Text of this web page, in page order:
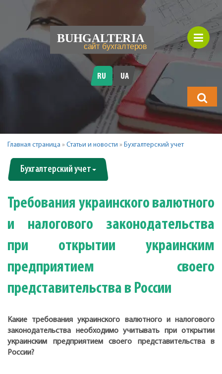
будете
искать?
RU UA
Главная страница » Статьи и новости » Бухгалтерский учет
Бухгалтерский учет
Требования украинского валютного
и налогового законодательства
при открытии украинским
предприятием своего
представительства в России
Какие требования украинского валютного и налогового
законодательства необходимо учитывать при открытии
украинским предприятием своего представительства в
России?